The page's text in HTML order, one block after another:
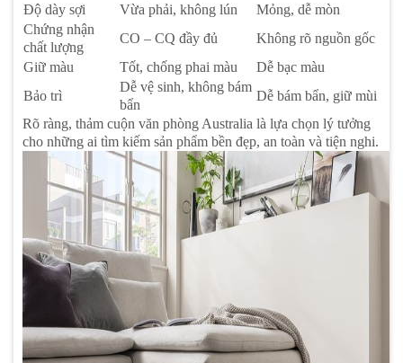
Độ dày sợi
Vừa phải, không lún
Mỏng, dễ mòn
Chứng nhận
chất lượng
CO – CQ đầy đủ
Không rõ nguồn gốc
Giữ màu
Tốt, chống phai màu
Dễ bạc màu
Bảo trì
Dễ vệ sinh, không bám
bẩn
Dễ bám bẩn, giữ mùi
Rõ ràng, thảm cuộn văn phòng Australia là lựa chọn lý tưởng
cho những ai tìm kiếm sản phẩm bền đẹp, an toàn và tiện nghi.